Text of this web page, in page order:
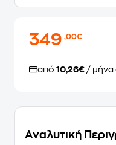
349,00€
από 10,26€ / μήνα
Αναλυτική